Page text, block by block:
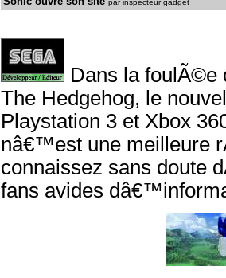
par inspecteur gadget
Dans la foulÃ©e
The Hedgehog, le
Playstation 3 et Xbox
nâ€™est une meilleure
connaissez sans doute
fans avides